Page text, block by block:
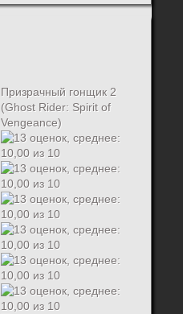
Призрачный гонщик 2
(Ghost Rider: Spirit of
Vengeance)